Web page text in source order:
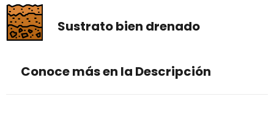
Sustrato bien drenado
Conoce más en la Descripción